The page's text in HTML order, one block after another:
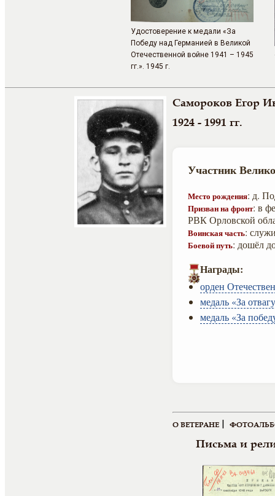
Удостоверение к медали «За
Победу над Германией в Великой
Отечественной войне 1941 – 1945
гг.». 1945 г.
Самороков Егор
1924 - 1991 гг.
Участник
Место рождения: д.
Призван на фронт: в
РВК Орловской
Воинская часть:
Боевой путь: дошёл
Награды:
орден
медаль «За
медаль «За
О ВЕТЕРАНЕ |
Письма и